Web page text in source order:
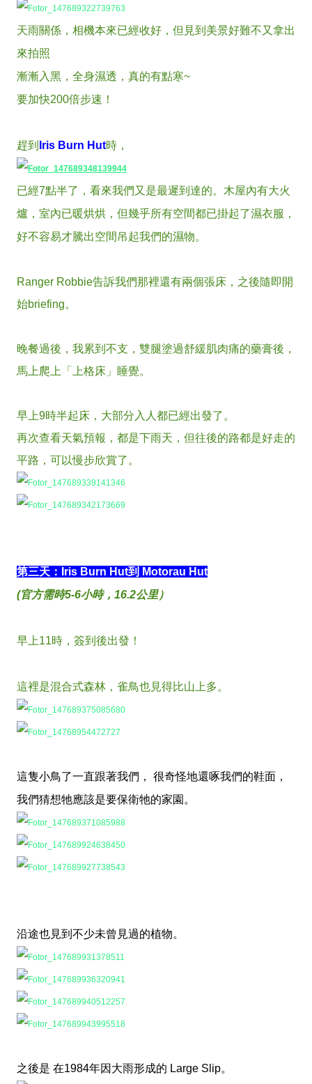
天雨關係，相機本來已經收好，但見到美景好難不又拿出
來拍照
漸漸入黑，全身濕透，真的有點寒~
要加快200倍步速！
趕到 Iris Burn Hut時，
已經7點半了，看來我們又是最遲到達的。木屋內有大火
爐，室內已暖烘烘，但幾乎所有空間都已掛起了濕衣服，
好不容易才騰出空間吊起我們的濕物。
Ranger Robbie告訴我們那裡還有兩個張床，之後隨即開
始briefing。
晚餐過後，我累到不支，雙腿塗過舒緩肌肉痛的藥膏後，
馬上爬上「上格床」睡覺。
早上9時半起床，大部分入人都已經出發了。
再次查看天氣預報，都是下雨天，但往後的路都是好走的
平路，可以慢步欣賞了。
第三天：Iris Burn Hut到 Motorau Hut
(官方需時5-6小時，16.2公里）
早上11時，簽到後出發！
這裡是混合式森林，雀鳥也見得比山上多。
這隻小鳥了一直跟著我們， 很奇怪地還啄我們的鞋面，
我們猜想牠應該是要保衛牠的家園。
沿途也見到不少未曾見過的植物。
之後是 在1984年因大雨形成的 Large Slip。